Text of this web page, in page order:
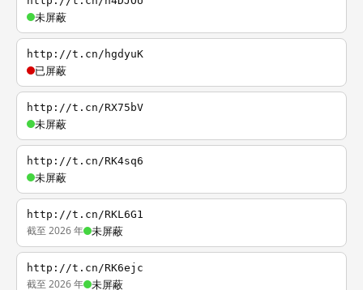
未屏蔽
http://t.cn/hgdyuK
已屏蔽
http://t.cn/RX75bV
未屏蔽
http://t.cn/RK4sq6
未屏蔽
http://t.cn/RKL6G1
截至 2026 年 未屏蔽
http://t.cn/RK6ejc
截至 2026 年 未屏蔽